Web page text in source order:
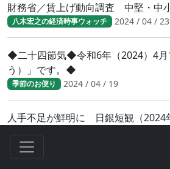
財務省／賃上げ動向調査 中堅・中
八木宏之の経済時事ウォッチ 2024 / 04 / 23
◆二十四節気◆令和6年（2024）4月
う）」です。◆
季節のお便り 2024 / 04 / 19
人手不足が鮮明に 日銀短観（2024